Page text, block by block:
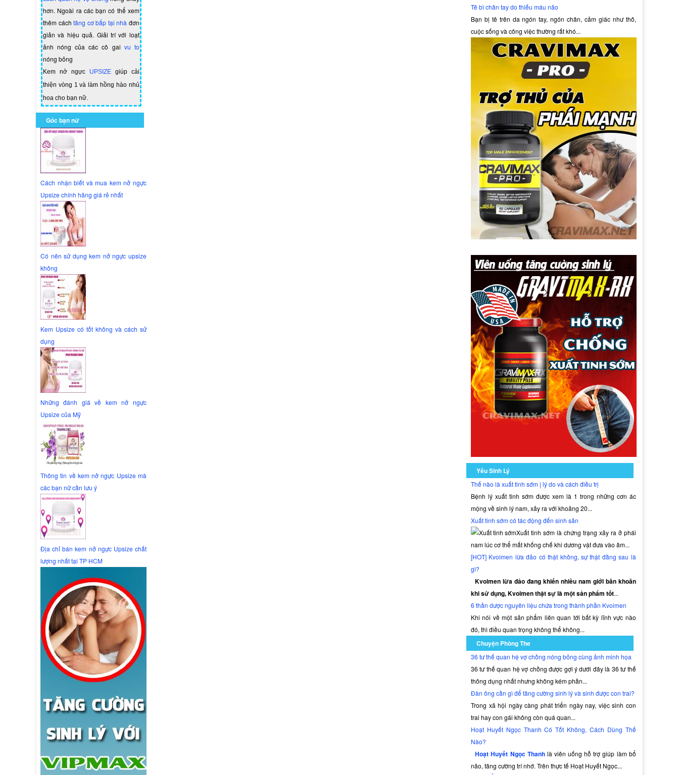
hơn. Ngoài ra các bạn có thể xem
thêm cáchtăng cơ bắp tại nhà đơn
giản và hiệu quả. Giải trí với loạt
ảnh nóng của các cô gai vu to
nóng bỏng
Kem nở ngực UPSIZEgiúp cải
thiện vòng 1 và làm hồng hào nhủ
hoa cho bạn nữ.
Góc bạn nữ
Cách nhận biết và mua kem nở ngực
Upsize chính hãng giá rẻ nhất
Có nên sử dụng kem nở ngực upsize
không
Kem Upsize có tốt không và cách sử
dụng
Những đánh giá về kem nở ngực
Upsize của Mỹ
Thông tin về kem nở ngực Upsize mà
các bạn nữ cần lưu ý
Địa chỉ bán kem nở ngực Upsize chất
lượng nhất tại TP HCM
Tê bì chân tay do thiếu máu não
Bạn bị tê trên da ngón tay, ngón chân, cảm giác như thô,
cuộc sống và công việc thường rất khó...
Yếu Sinh Lý
Thế nào là xuất tinh sớm | lý do và cách điều trị
Bệnh lý xuất tinh sớm được xem là 1 trong những cơn ác
mộng về sinh lý nam, xảy ra với khoảng 20...
Xuất tinh sớm có tác động đến sinh sản
Xuất tinh sớm là chứng trạng xảy ra ở phái
nam lúc cơ thể mất khống chế khi dương vật đưa vào âm...
[HOT] Kvoimen lừa đảo có thật không, sự thật đằng sau là
gì?
Kvoimen lừa đảo đang khiến nhiều nam giới băn khoăn
khi sử dụng, Kvoimen thật sự là một sản phẩm tốt...
6 thần dược nguyên liệu chứa trong thành phần Kvoimen
Khi nói về một sản phẩm liên quan tới bất kỳ lĩnh vực nào
đó, thì điều quan trọng không thể không...
Chuyện Phòng The
36 tư thế quan hệ vợ chồng nóng bỏng cùng ảnh minh họa
36 tư thế quan hệ vợ chồng được gợi ý dưới đây là 36 tư thế
thông dụng nhất nhưng không kém phần...
Đàn ông cần gì để tăng cường sinh lý và sinh được con trai?
Trong xã hội ngày càng phát triển ngày nay, việc sinh con
trai hay con gái không còn quá quan...
Hoạt Huyết Ngọc Thanh Có Tốt Không, Cách Dùng Thế
Nào?
Hoạt Huyết Ngọc Thanhlà viên uống hỗ trợ giúp làm bổ
não, tăng cường trí nhớ. Trên thực tế Hoạt Huyết Ngọc...